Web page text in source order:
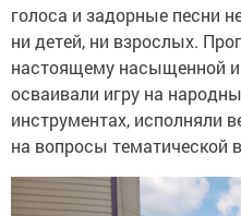
голоса и задорные песни
ни детей, ни взрослых.
настоящему насыщенной и
осваивали игру на
инструментах, исполняли
на вопросы тематической